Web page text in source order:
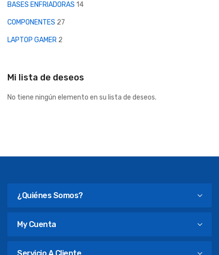
BASES ENFRIADORAS 14
COMPONENTES 27
LAPTOP GAMER 2
Mi lista de deseos
No tiene ningún elemento en su lista de deseos.
¿Quiénes Somos?
My Cuenta